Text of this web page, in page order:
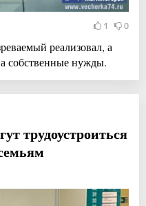
1 0
реализовал, а
собственные нужды.
трудоустроиться